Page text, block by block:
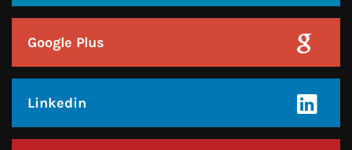
Follow Us On
CONTACT US